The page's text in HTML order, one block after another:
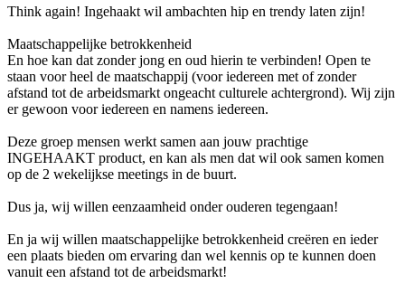
Think again! Ingehaakt wil ambachten hip en trendy laten zijn!
Maatschappelijke betrokkenheid
En hoe kan dat zonder jong en oud hierin te verbinden! Open te
staan voor heel de maatschappij (voor iedereen met of zonder
afstand tot de arbeidsmarkt ongeacht culturele achtergrond). Wij zijn
er gewoon voor iedereen en namens iedereen.
Deze groep mensen werkt samen aan jouw prachtige
INGEHAAKT product, en kan als men dat wil ook samen komen
op de 2 wekelijkse meetings in de buurt.
Dus ja, wij willen eenzaamheid onder ouderen tegengaan!
En ja wij willen maatschappelijke betrokkenheid creëren en ieder
een plaats bieden om ervaring dan wel kennis op te kunnen doen
vanuit een afstand tot de arbeidsmarkt!